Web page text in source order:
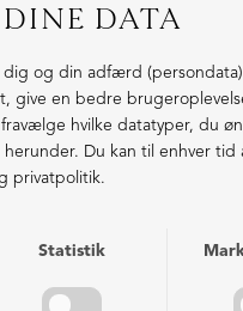
NEDSAT